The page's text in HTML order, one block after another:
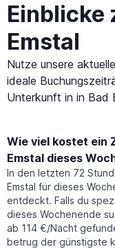
Einblicke
Emstal
Nutze unsere
ideale
Unterkunft in in Bad
Wie viel kostet ein
Emstal dieses
In den letzten 72
Emstal für dieses
entdeckt. Falls du
dieses Wochenende
ab 114 €/Nacht
betrug der günstigste